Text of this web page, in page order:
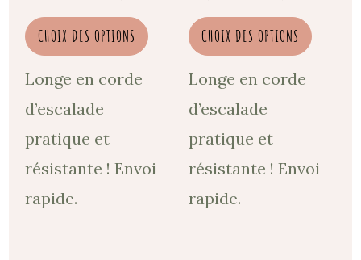
CHOIX DES OPTIONS
sur
Longe en corde
d’escalade
pratique et
résistante ! Envoi
rapide.
CHOIX DES OPTIONS
sur
Longe en corde
d’escalade
pratique et
résistante ! Envoi
rapide.